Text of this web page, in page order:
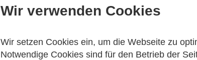
Wir verwenden Cookies
Wir setzen Cookies ein, um die Webseite zu
Notwendige Cookies sind für den Betrieb der